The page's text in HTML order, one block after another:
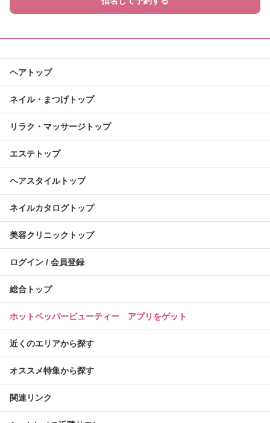
ヘアトップ
ネイル・まつげトップ
リラク・マッサージトップ
エステトップ
ヘアスタイルトップ
ネイルカタログトップ
美容クリニックトップ
ログイン / 会員登録
総合トップ
ホットペッパービューティー アプリをゲット
近くのエリアから探す
オススメ特集から探す
関連リンク